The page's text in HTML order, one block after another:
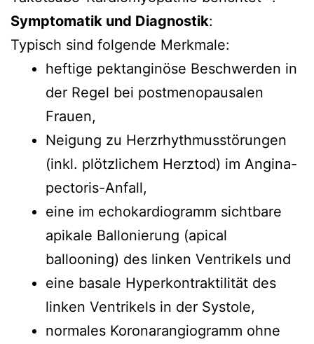
Symptomatik und Diagnostik:
Typisch sind folgende Merkmale:
heftige pektanginöse Beschwerden in
der Regel bei postmenopausalen
Frauen,
Neigung zu Herzrhythmusstörungen
(inkl. plötzlichem Herztod) im Angina-
pectoris-Anfall,
eine im echokardiogramm sichtbare
apikale Ballonierung (apical
ballooning) des linken Ventrikels und
eine basale Hyperkontraktilität des
linken Ventrikels in der Systole,
normales Koronarangiogramm ohne